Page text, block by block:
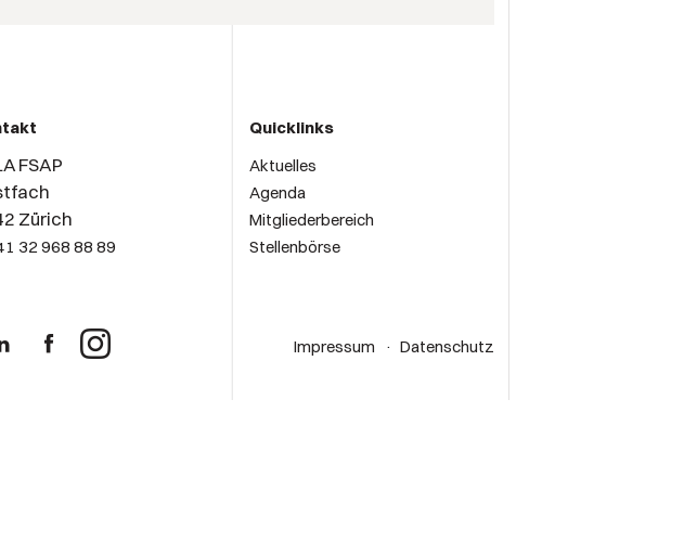
FSAP
Zürich
32 968 88 89
Quicklinks
Aktuelles
Agenda
Mitgliederbereich
Stellenbörse
Impressum Datenschutz